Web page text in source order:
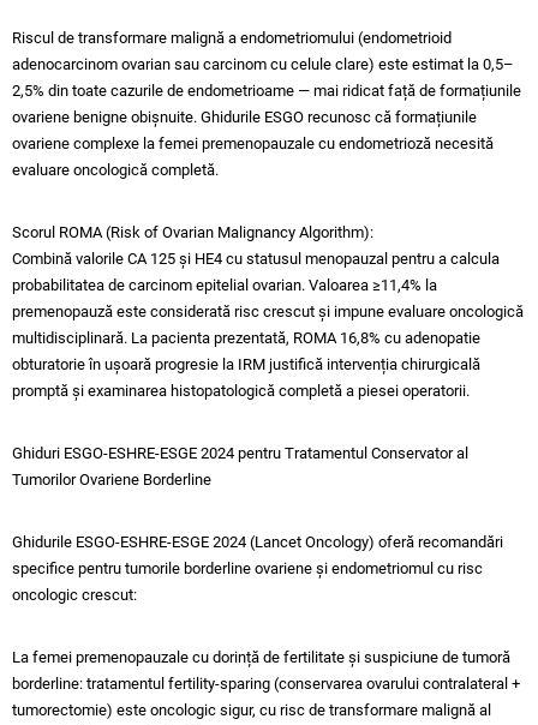
Riscul de transformare malignă a endometriomului (endometrioid
adenocarcinom ovarian sau carcinom cu celule clare) este estimat la 0,5–
2,5% din toate cazurile de endometrioame — mai ridicat față de formațiunile
ovariene benigne obișnuite. Ghidurile ESGO recunosc că formațiunile
ovariene complexe la femei premenopauzale cu endometrioză necesită
evaluare oncologică completă.
Scorul ROMA (Risk of Ovarian Malignancy Algorithm):
Combină valorile CA 125 și HE4 cu statusul menopauzal pentru a calcula
probabilitatea de carcinom epitelial ovarian. Valoarea ≥11,4% la
premenopauză este considerată risc crescut și impune evaluare oncologică
multidisciplinară. La pacienta prezentată, ROMA 16,8% cu adenopatie
obturatorie în ușoară progresie la IRM justifică intervenția chirurgicală
promptă și examinarea histopatologică completă a piesei operatorii.​
Ghiduri ESGO-ESHRE-ESGE 2024 pentru Tratamentul Conservator al
Tumorilor Ovariene Borderline
Ghidurile ESGO-ESHRE-ESGE 2024 (Lancet Oncology) oferă recomandări
specifice pentru tumorile borderline ovariene și endometriomul cu risc
oncologic crescut:​
La femei premenopauzale cu dorință de fertilitate și suspiciune de tumoră
borderline: tratamentul fertility-sparing (conservarea ovarului contralateral +
tumorectomie) este oncologic sigur, cu risc de transformare malignă al